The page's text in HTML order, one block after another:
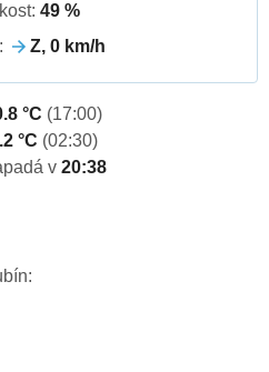
49 %
Z, 0 km/h
°C (17:00)
°C (02:30)
v 20:38